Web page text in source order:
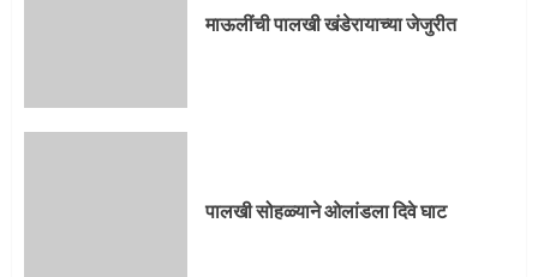
माऊलींची पालखी खंडेरायाच्या जेजुरीत
पालखी सोहळ्याने ओलांडला दिवे घाट